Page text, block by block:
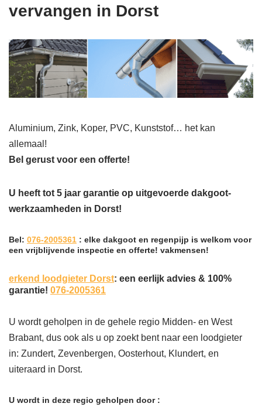
vervangen in Dorst
Aluminium, Zink, Koper, PVC, Kunststof… het kan
allemaal!
Bel gerust voor een offerte!
U heeft tot 5 jaar garantie op uitgevoerde dakgoot-
werkzaamheden in Dorst!
Bel: 076-2005361 : elke dakgoot en regenpijp is welkom voor
een vrijblijvende inspectie en offerte! vakmensen!
erkend loodgieter Dorst: een eerlijk advies & 100%
garantie! 076-2005361
U wordt geholpen in de gehele regio Midden- en West
Brabant, dus ook als u op zoekt bent naar een loodgieter
in: Zundert, Zevenbergen, Oosterhout, Klundert, en
uiteraard in Dorst.
U wordt in deze regio geholpen door :